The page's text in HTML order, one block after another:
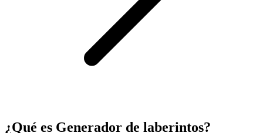
¿Qué es Generador de laberintos?